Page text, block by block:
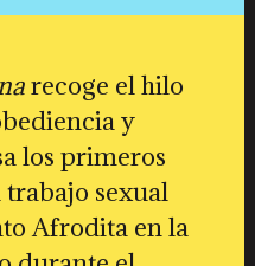
recoge el hilo
y
los primeros
trabajo sexual
Afrodita en la